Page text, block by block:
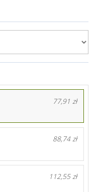
77,91 zł
88,74 zł
112,55 zł